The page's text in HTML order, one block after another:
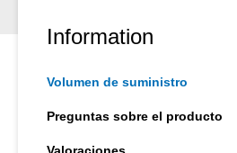
Information
Volumen de suministro
Preguntas sobre el producto